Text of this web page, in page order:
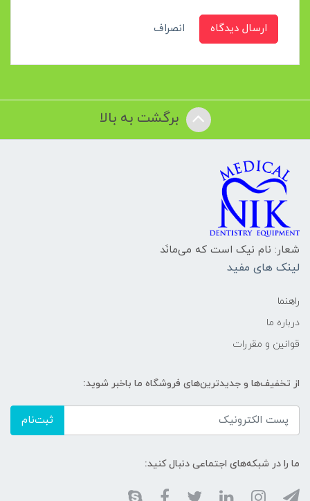
ارسال دیدگاه انصراف
برگشت به بالا
شعار: نام نیک است که می‌مانَد
لینک های مفید
راهنما
درباره ما
قوانین و مقررات
از تخفیف‌ها و جدیدترین‌های فروشگاه ما باخبر شوید:
ثبت‌نام
ما را در شبکه‌های اجتماعی دنبال کنید: